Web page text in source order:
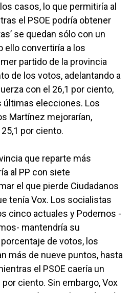
casos, lo que permitiría al
el PSOE podría obtener
se quedan sólo con un
ello convertiría a los
partido de la provincia
de los votos, adelantando a
con el 26,1 por ciento,
últimas elecciones. Los
Martínez mejorarían,
por ciento.
que reparte más
al PP con siete
el que pierde Ciudadanos
tenía Vox. Los socialistas
cinco actuales y Podemos -
mantendría su
de votos, los
más de nueve puntos, hasta
el PSOE caería un
ciento. Sin embargo, Vox